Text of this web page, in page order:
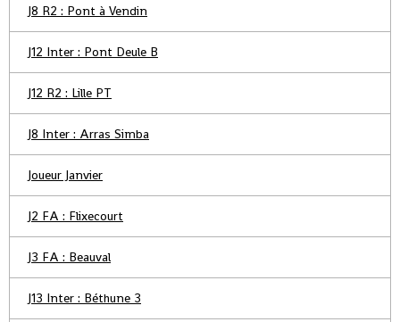
J8 R2 : Pont à Vendin
J12 Inter : Pont Deule B
J12 R2 : Lille PT
J8 Inter : Arras Simba
Joueur Janvier
J2 FA : Flixecourt
J3 FA : Beauval
J13 Inter : Béthune 3